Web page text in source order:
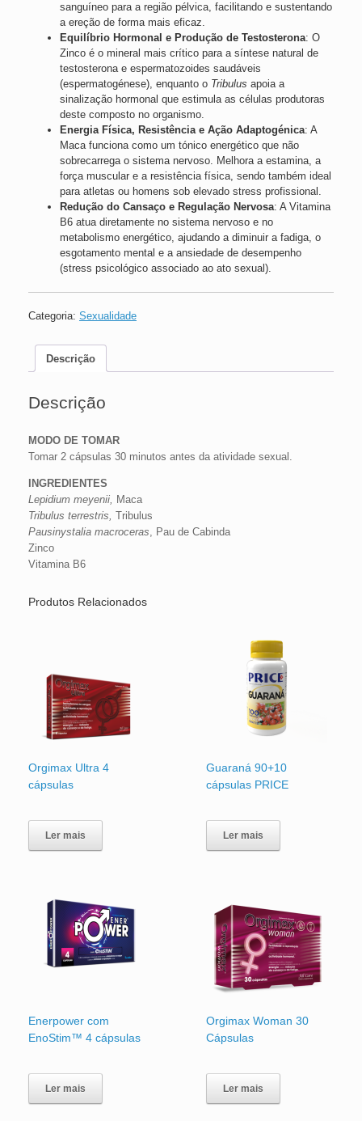
sanguíneo para a região pélvica, facilitando e sustentando
a ereção de forma mais eficaz.
Equilíbrio Hormonal e Produção de Testosterona: O
Zinco é o mineral mais crítico para a síntese natural de
testosterona e espermatozoides saudáveis
(espermatogénese), enquanto o Tribulus apoia a
sinalização hormonal que estimula as células produtoras
deste composto no organismo.
Energia Física, Resistência e Ação Adaptogénica: A
Maca funciona como um tónico energético que não
sobrecarrega o sistema nervoso. Melhora a estamina, a
força muscular e a resistência física, sendo também ideal
para atletas ou homens sob elevado stress profissional.
Redução do Cansaço e Regulação Nervosa: A Vitamina
B6 atua diretamente no sistema nervoso e no
metabolismo energético, ajudando a diminuir a fadiga, o
esgotamento mental e a ansiedade de desempenho
(stress psicológico associado ao ato sexual).
Categoria: Sexualidade
Descrição
Descrição
MODO DE TOMAR
Tomar 2 cápsulas 30 minutos antes da atividade sexual.
INGREDIENTES
Lepidium meyenii,
Maca
Tribulus terrestris, Tribulus
Pausinystalia macroceras , Pau de Cabinda
Zinco
Vitamina B6
Produtos Relacionados
Orgimax Ultra 4
cápsulas
Ler mais
Guaraná 90+10
cápsulas PRICE
Ler mais
Enerpower com
EnoStim™ 4 cápsulas
Ler mais
Orgimax Woman 30
Cápsulas
Ler mais